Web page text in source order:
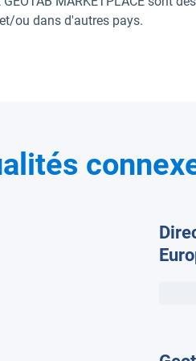
ou dans d'autres pays.